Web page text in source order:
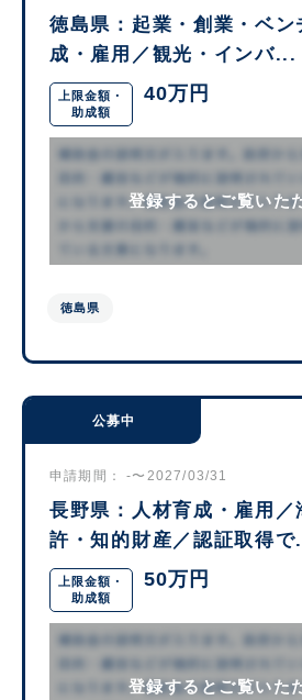
徳島県：起業・創業・ベン
成・雇用／観光・インバ...
上限金額・
助成額
40万円
登録するとご覧いた
徳島県
公募中
申請期間： -〜2027/03/31
長野県：人材育成・雇用／
許・知的財産／認証取得で
上限金額・
助成額
50万円
登録するとご覧いた